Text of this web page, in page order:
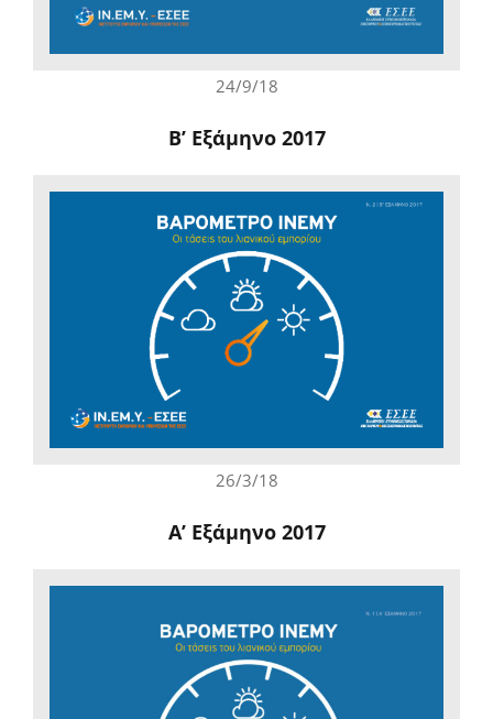
24/9/18
B’ Εξάμηνο 2017
26/3/18
A’ Εξάμηνο 2017